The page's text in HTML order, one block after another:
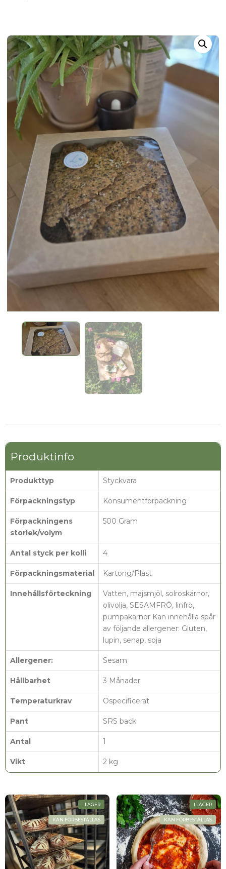
Produktinfo
Produkttyp Styckvara
Förpackningstyp Konsumentförpackning
Förpackningens
storlek/volym
500 Gram
Antal styck per kolli 4
Förpackningsmaterial Kartong/Plast
Innehållsförteckning
Vatten, majsmjöl, solroskärnor,
olivolja, SESAMFRÖ, linfrö,
pumpakärnor Kan innehålla spår
av följande allergener: Gluten,
lupin, senap, soja
Allergener: Sesam
Hållbarhet 3 Månader
Temperaturkrav Ospecificerat
Pant SRS back
Antal 1
Vikt 2 kg
KAN FÖRBESTÄLLAS
I LAGER
KAN FÖRBESTÄLLAS
I LAGER